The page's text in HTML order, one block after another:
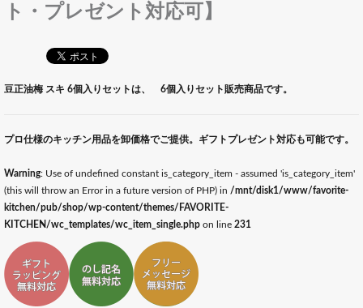
ト・プレゼント対応可】
豆正油梅 スキ 6個入りセットは、 6個入りセット販売商品です。
プロ仕様のキッチン用品を卸価格でご提供。ギフトプレゼント対応も可能です。
Warning: Use of undefined constant is_category_item - assumed 'is_category_item'
(this will throw an Error in a future version of PHP) in /mnt/disk1/www/favorite-
kitchen/pub/shop/wp-content/themes/FAVORITE-
KITCHEN/wc_templates/wc_item_single.php on line 231
ギフトラッピング対応ギフトのし記名対応